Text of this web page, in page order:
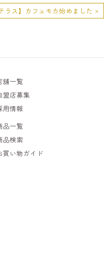
ラス】カフェモカ始めました »
舗一覧
盟店募集
用情報
品一覧
品検索
買い物ガイド